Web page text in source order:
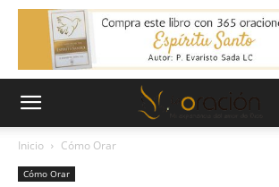
Inicio Cómo Orar
Cómo Orar